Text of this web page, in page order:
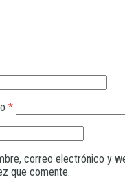
*
correo electrónico y
que comente.